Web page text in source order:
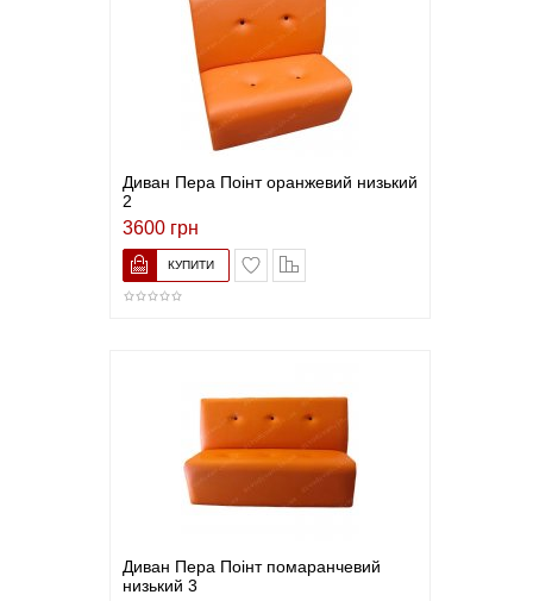
Диван Пера Поінт оранжевий низький
2
3600 грн
В закладки
Диван Пера Поінт помаранчевий
низький 3